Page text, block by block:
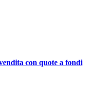
con quote a fondi